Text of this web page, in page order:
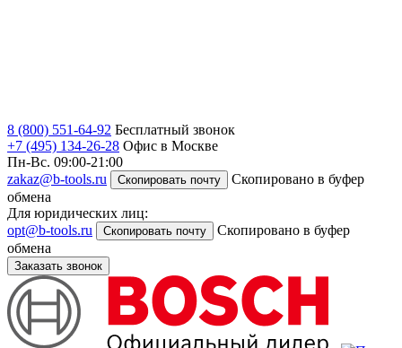
8 (800) 551-64-92 Бесплатный звонок
+7 (495) 134-26-28 Офис в Москве
Пн-Вс. 09:00-21:00
zakaz@b-tools.ru
Скопировать почту
Скопировано в буфер
обмена
Для юридических лиц:
opt@b-tools.ru
Скопировать почту
Скопировано в буфер
обмена
Заказать звонок